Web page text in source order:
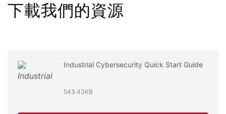
下載我們的資源
Industrial Cybersecurity Quick Start Guide
543.43KB